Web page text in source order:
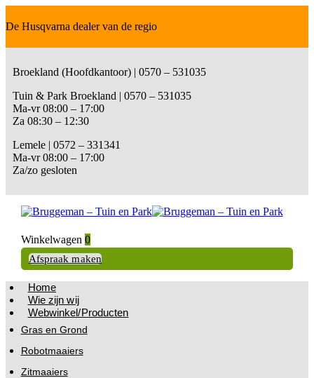
De Husqvarna dealer van de regio
Broekland (Hoofdkantoor) | 0570 – 531035
Tuin & Park Broekland | 0570 – 531035
Ma-vr 08:00 – 17:00
Za 08:30 – 12:30
Lemele | 0572 – 331341
Ma-vr 08:00 – 17:00
Za/zo gesloten
Winkelwagen 0
Afspraak maken
Home
Wie zijn wij
Webwinkel/Producten
Gras en Grond
Robotmaaiers
Zitmaaiers